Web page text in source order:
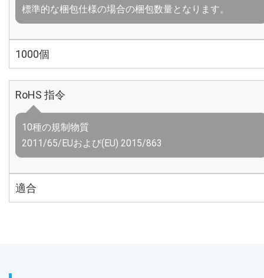
標準的な梱包仕様の場合の梱包数量となります。
1000個
RoHS 指令
10種の規制物質
2011/65/EUおよび(EU) 2015/863
適合